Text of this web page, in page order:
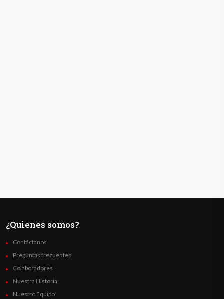
¿Quienes somos?
Contáctanos
Preguntas frecuentes
Colaboradores
Nuestra Historia
Nuestro Equipo